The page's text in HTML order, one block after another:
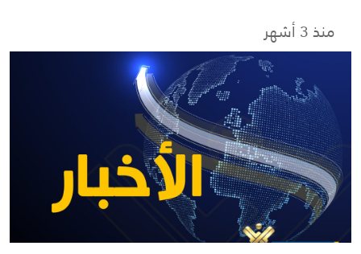
منذ 3 أشهر